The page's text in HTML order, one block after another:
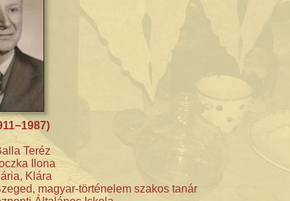
Teréz
Ilona
Klára
magyar-történelem szakos tanár